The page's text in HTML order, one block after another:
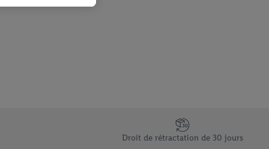
Droit de rétractation de 30 jours
échéant, d’autres